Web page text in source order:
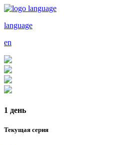
language
en
1 день
Текущая серия